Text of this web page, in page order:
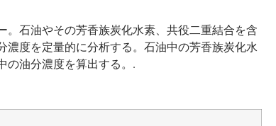
石油やその芳香族炭化水素、共役二重結合を含
度を定量的に分析する。石油中の芳香族炭化水
の油分濃度を算出する。.